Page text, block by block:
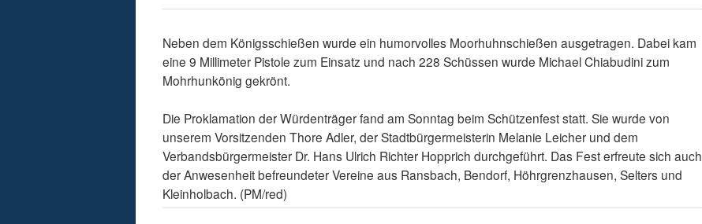
Neben dem Königsschießen wurde ein humorvolles Moorhuhnschießen ausgetragen. Dabei kam
eine 9 Millimeter Pistole zum Einsatz und nach 228 Schüssen wurde Michael Chiabudini zum
Mohrhunkönig gekrönt.
Die Proklamation der Würdenträger fand am Sonntag beim Schützenfest statt. Sie wurde von
unserem Vorsitzenden Thore Adler, der Stadtbürgermeisterin Melanie Leicher und dem
Verbandsbürgermeister Dr. Hans Ulrich Richter Hopprich durchgeführt. Das Fest erfreute sich auch
der Anwesenheit befreundeter Vereine aus Ransbach, Bendorf, Höhrgrenzhausen, Selters und
Kleinholbach. (PM/red)